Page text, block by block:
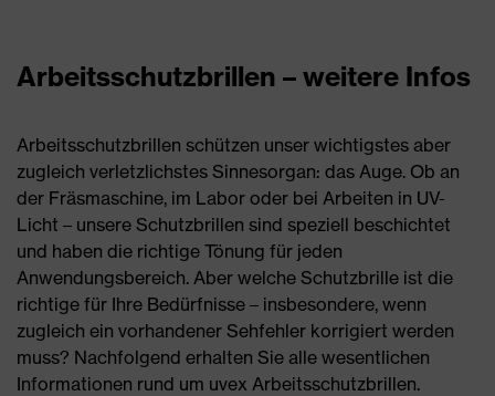
Arbeitsschutzbrillen – weitere Infos
Arbeitsschutzbrillen schützen unser wichtigstes aber
zugleich verletzlichstes Sinnesorgan: das Auge. Ob an
der Fräsmaschine, im Labor oder bei Arbeiten in UV-
Licht – unsere Schutzbrillen sind speziell beschichtet
und haben die richtige Tönung für jeden
Anwendungsbereich. Aber welche Schutzbrille ist die
richtige für Ihre Bedürfnisse – insbesondere, wenn
zugleich ein vorhandener Sehfehler korrigiert werden
muss? Nachfolgend erhalten Sie alle wesentlichen
Informationen rund um uvex Arbeitsschutzbrillen.